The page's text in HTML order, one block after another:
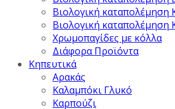
Βιολογική καταπολέμηση
Βιολογική καταπολέμηση
Χρωμοπαγίδες με κόλλα
Διάφορα Προϊόντα
Κηπευτικά
Αρακάς
Καλαμπόκι Γλυκό
Καρπούζι